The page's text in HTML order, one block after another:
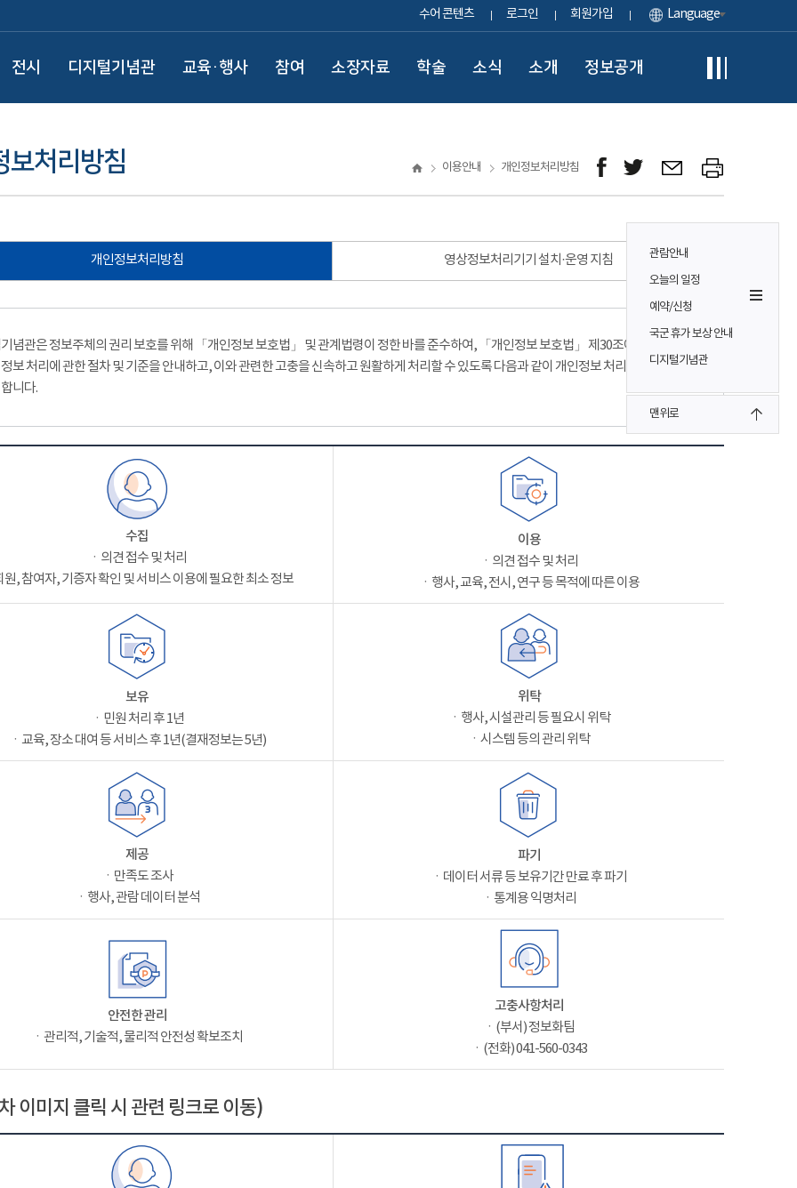
수어 콘텐츠 로그인 회원가입 Language
전시 디지털기념관 교육·행사 참여 소장자료 학술 소식 소개 정보공개
관람안내
오늘의 일정
예약/신청
국군 휴가 보상 안내
디지털기념관
맨위로
보처리방침 이용안내 개인정보처리방침
개인정보처리방침 영상정보처리기기 설치·운영 지침
념관은 정보주체의 권리 보호를 위해 「개인정보 보호법」 및 관계법령이 정한 바를 준수하여, 「개인정보 보호법」 제30조에 따라
보 처리에 관한 절차 및 기준을 안내하고, 이와 관련한 고충을 신속하고 원활하게 처리할 수 있도록 다음과 같이 개인정보 처리방침을
니다.
수집
ㆍ의견 접수 및 처리
원, 참여자, 기증자 확인 및 서비스 이용에 필요한 최소 정보
이용
ㆍ의견 접수 및 처리
ㆍ행사, 교육, 전시, 연구 등 목적에 따른 이용
보유
ㆍ민원 처리 후 1년
ㆍ교육, 장소 대여 등 서비스 후 1년(결재정보는 5년)
위탁
ㆍ행사, 시설관리 등 필요시 위탁
ㆍ시스템 등의 관리 위탁
제공
ㆍ만족도 조사
ㆍ행사, 관람 데이터 분석
파기
ㆍ데이터 서류 등 보유기간 만료 후 파기
ㆍ통계용 익명처리
안전한 관리
ㆍ관리적, 기술적, 물리적 안전성 확보조치
고충사항처리
ㆍ(부서) 정보화팀
ㆍ(전화) 041-560-0343
이미지 클릭 시 관련 링크로 이동)